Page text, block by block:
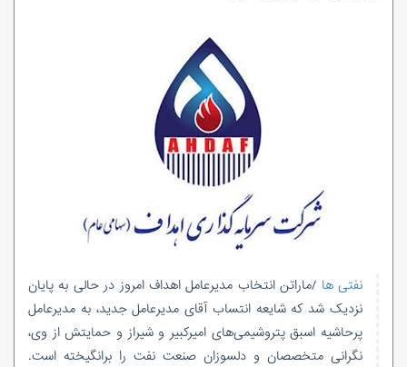
نفتی ها /ماراتن انتخاب مدیرعامل اهداف امروز در حالی به پایان
نزدیک شد که شایعه انتساب آقای مدیرعامل جدید، به مدیرعامل
پرحاشیه اسبق پتروشیمی‌های امیرکبیر و شیراز و حمایتش از وی،
نگرانی متخصصان و دلسوزان صنعت نفت را برانگیخته است.